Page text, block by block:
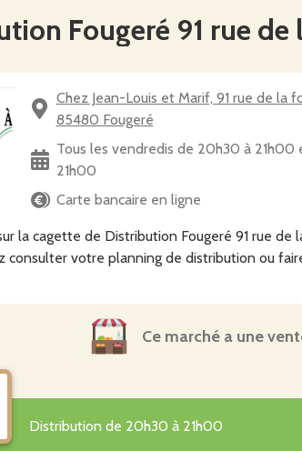
Fougeré 91 rue de
Chez Jean-Louis et Marif, 91 rue de la
85480 Fougeré
Tous les vendredis de 20h30 à
21h00
Carte bancaire en ligne
la cagette de Distribution Fougeré 91 rue de
consulter votre planning de distribution ou
Ce marché a une
Distribution de 20h30 à 21h00